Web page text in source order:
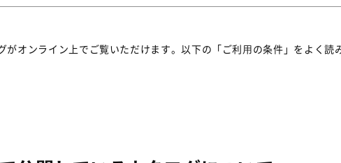
がオンライン上でご覧いただけます。以下の「ご利⽤の条件」をよく読